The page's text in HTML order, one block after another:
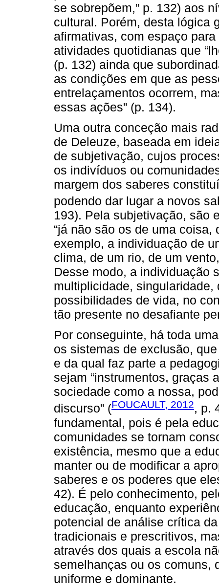
se sobrepõem,” p. 132) aos
cultural. Porém, desta lógica
afirmativas, com espaço
atividades quotidianas que
(p. 132) ainda que
as condições em que as
entrelaçamentos ocorrem,
essas ações” (p. 134).
Uma outra conceção mais
de Deleuze, baseada em
de subjetivação, cujos
os indivíduos ou
margem dos saberes
podendo dar lugar a novos
193). Pela subjetivação, são
“já não são os de uma
exemplo, a individuação de
clima, de um rio, de um
Desse modo, a individuação
multiplicidade,
possibilidades de vida, no
tão presente no desafiante
Por conseguinte, há toda
os sistemas de exclusão,
e da qual faz parte a
sejam “instrumentos, graças
sociedade como a nossa,
discurso” (FOUCAULT, 2012, p.
fundamental, pois é pela
comunidades se tornam
existência, mesmo que a
manter ou de modificar a
saberes e os poderes que
42). É pelo conhecimento,
educação, enquanto
potencial de análise crítica
tradicionais e prescritivos,
através dos quais a escola
semelhanças ou os comuns,
uniforme e dominante.